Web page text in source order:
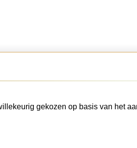
gekozen op basis van het